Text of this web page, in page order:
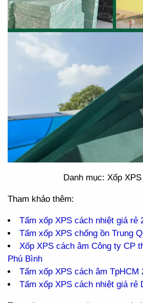
Danh mục: Xốp
Tham khảo thêm:
Tấm xốp XPS cách nhiệt giá rẻ
Tấm xốp XPS chống ồn Trung
Xốp XPS cách âm Công ty CP
Phú Bình
Tấm xốp XPS cách âm TpHCM
Tấm xốp XPS cách nhiệt giá rẻ